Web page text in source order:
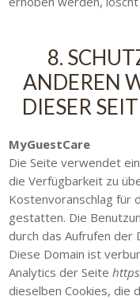
8.
ANDEREN
DIESER
MyGuestCare
Die Seite verwendet
die Verfügbarkeit zu
Kostenvoranschlag für
gestatten. Die
durch das Aufrufen der
Diese Domain ist
Analytics der Seite
dieselben Cookies, die